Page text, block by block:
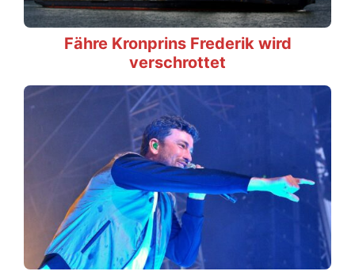
Fähre Kronprins Frederik wird
verschrottet